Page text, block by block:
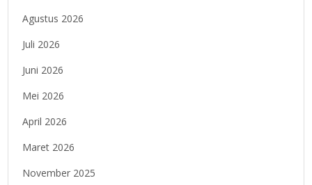
Agustus 2026
Juli 2026
Juni 2026
Mei 2026
April 2026
Maret 2026
November 2025